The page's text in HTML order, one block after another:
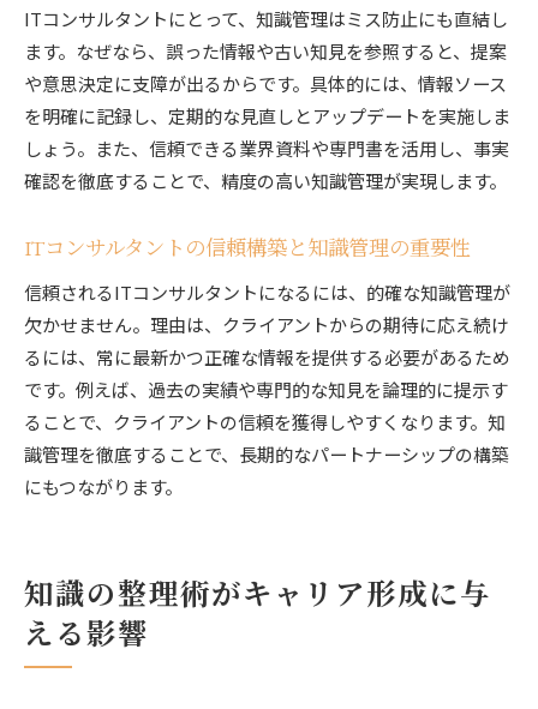
ITコンサルタントにとって、知識管理はミス防止にも直結し
ます。なぜなら、誤った情報や古い知見を参照すると、提案
や意思決定に支障が出るからです。具体的には、情報ソース
を明確に記録し、定期的な見直しとアップデートを実施しま
しょう。また、信頼できる業界資料や専門書を活用し、事実
確認を徹底することで、精度の高い知識管理が実現します。
ITコンサルタントの信頼構築と知識管理の重要性
信頼されるITコンサルタントになるには、的確な知識管理が
欠かせません。理由は、クライアントからの期待に応え続け
るには、常に最新かつ正確な情報を提供する必要があるため
です。例えば、過去の実績や専門的な知見を論理的に提示す
ることで、クライアントの信頼を獲得しやすくなります。知
識管理を徹底することで、長期的なパートナーシップの構築
にもつながります。
知識の整理術がキャリア形成に与
える影響